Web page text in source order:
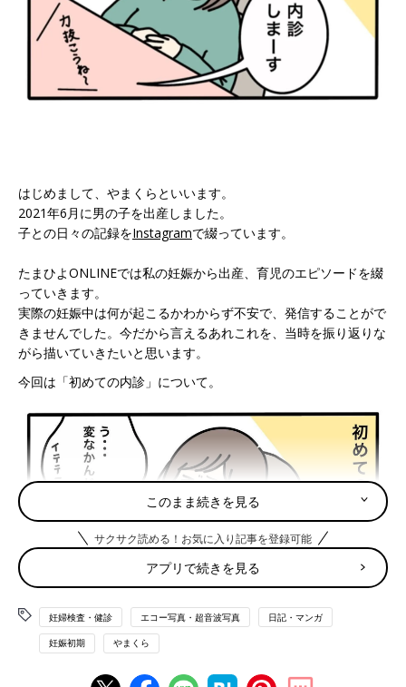
はじめまして、やまくらといいます。
2021年6月に男の子を出産しました。
子との日々の記録をInstagramで綴っています。
たまひよONLINEでは私の妊娠から出産、育児のエピソードを綴
っていきます。
実際の妊娠中は何が起こるかわからず不安で、発信することがで
きませんでした。今だから言えるあれこれを、当時を振り返りな
がら描いていきたいと思います。
今回は「初めての内診」について。
このまま続きを見る
サクサク読める！お気に入り記事を登録可能
アプリで続きを見る
妊婦検査・健診 エコー写真・超音波写真 日記・マンガ
妊娠初期 やまくら